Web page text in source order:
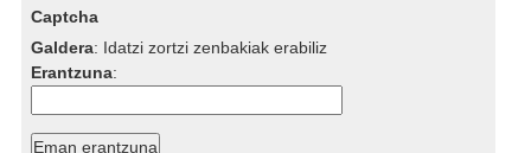
Captcha
Galdera: Idatzi zortzi zenbakiak erabiliz
Erantzuna: